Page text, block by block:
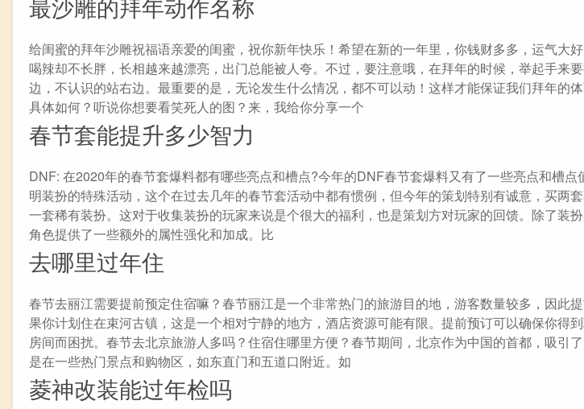
最沙雕的拜年动作名称
给闺蜜的拜年沙雕祝福语亲爱的闺蜜，祝你新年快乐！希望在新的一年里，你钱财多多，运气大
喝辣却不长胖，长相越来越漂亮，出门总能被人夸。不过，要注意哦，在拜年的时候，举起手来
边，不认识的站右边。最重要的是，无论发生什么情况，都不可以动！这样才能保证我们拜年的
具体如何？听说你想要看笑死人的图？来，我给你分享一个
春节套能提升多少智力
DNF: 在2020年的春节套爆料都有哪些亮点和槽点?今年的DNF春节套爆料又有了一些亮点和槽
明装扮的特殊活动，这个在过去几年的春节套活动中都有惯例，但今年的策划特别有诚意，买两
一套稀有装扮。这对于收集装扮的玩家来说是个很大的福利，也是策划方对玩家的回馈。除了装
角色提供了一些额外的属性强化和加成。比
去哪里过年住
春节去丽江需要提前预定住宿嘛？春节丽江是一个非常热门的旅游目的地，游客数量较多，因此
果你计划住在束河古镇，这是一个相对宁静的地方，酒店资源可能有限。提前预订可以确保你得
房间而困扰。春节去北京旅游人多吗？住宿住哪里方便？春节期间，北京作为中国的首都，吸引
是在一些热门景点和购物区，如东直门和五道口附近。如
菱神改装能过年检吗